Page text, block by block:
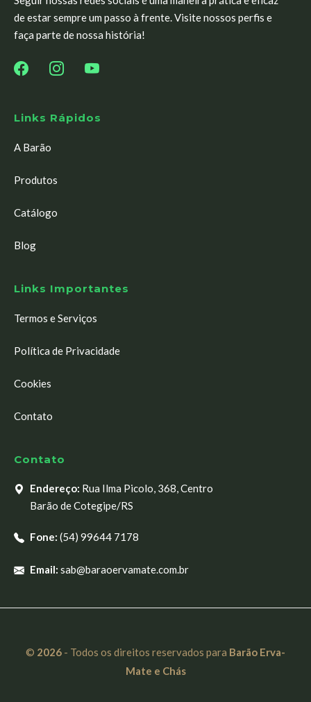
de estar sempre um passo à frente. Visite nossos perfis e
faça parte de nossa história!
Links Rápidos
A Barão
Produtos
Catálogo
Blog
Links Importantes
Termos e Serviços
Política de Privacidade
Cookies
Contato
Contato
Endereço: Rua Ilma Picolo, 368, Centro
Barão de Cotegipe/RS
Fone: (54) 99644 7178
Email: sab@baraoervamate.com.br
© 2026 - Todos os direitos reservados para Barão Erva-
Mate e Chás